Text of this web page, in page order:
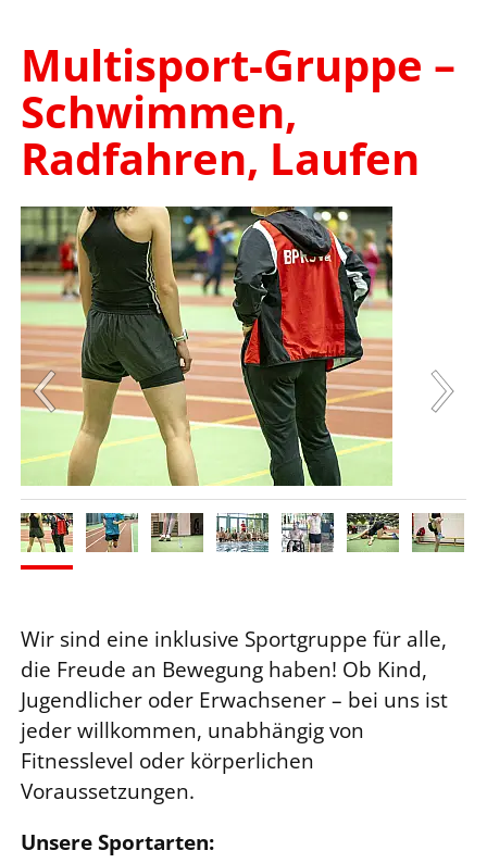
Multisport-Gruppe –
Schwimmen,
Radfahren, Laufen
Wir sind eine inklusive Sportgruppe für alle,
die Freude an Bewegung haben! Ob Kind,
Jugendlicher oder Erwachsener – bei uns ist
jeder willkommen, unabhängig von
Fitnesslevel oder körperlichen
Voraussetzungen.
Unsere Sportarten: